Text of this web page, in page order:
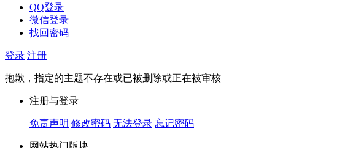
QQ登录
微信登录
找回密码
登录 注册
抱歉，指定的主题不存在或已被删除或正在被审核
注册与登录
免责声明 修改密码 无法登录 忘记密码
网站热门版块